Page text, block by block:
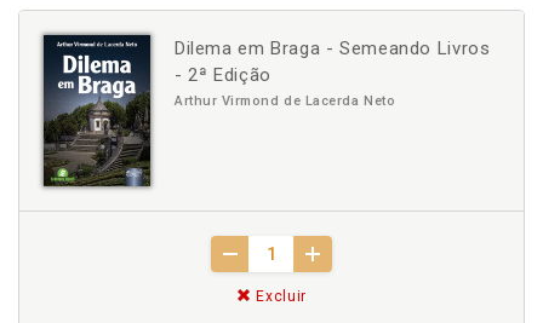
Dilema em Braga - Semeando Livros
- 2ª Edição
Arthur Virmond de Lacerda Neto
Excluir